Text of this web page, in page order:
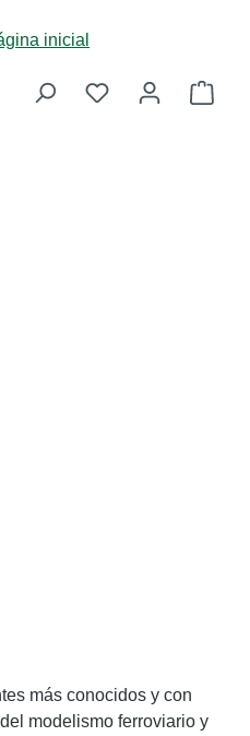
La
más conocidos y con
modelismo ferroviario y